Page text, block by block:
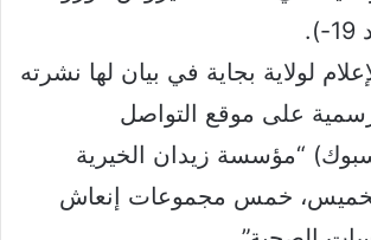
لولاية بجاية في بيان لها نشرته
على موقع التواصل
“مؤسسة زيدان الخيرية
خمس مجموعات إنعاش